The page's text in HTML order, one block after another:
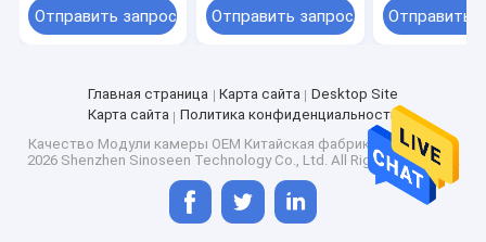
энергии для
встроенных
Отправить запрос
Дизайн
Отправить запрос
фокус 30
1600*1200
Отправить
Главная страница Карта сайта
Desktop Site
Карта сайта
Политика конфиденциальности
Качество Модули камеры OEM Китайская фабрика.Copyright ©
2026 Shenzhen Sinoseen Technology Co., Ltd. All Rights Reserved.